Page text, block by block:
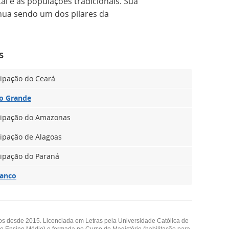
sendo um dos pilares da
do Ceará
Grande
do Amazonas
de Alagoas
do Paraná
desde 2015. Licenciada em Letras pela Universidade Católica de